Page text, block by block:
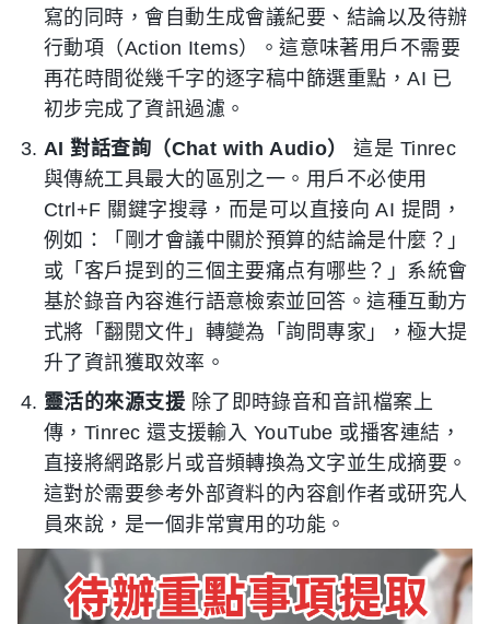
寫的同時，會自動生成會議紀要、結論以及待辦
行動項（Action Items）。這意味著用戶不需要
再花時間從幾千字的逐字稿中篩選重點，AI 已
初步完成了資訊過濾。
AI 對話查詢（Chat with Audio）
這是 Tinrec
與傳統工具最大的區別之一。用戶不必使用
Ctrl+F 關鍵字搜尋，而是可以直接向 AI 提問，
例如：「剛才會議中關於預算的結論是什麼？」
或「客戶提到的三個主要痛点有哪些？」系統會
基於錄音內容進行語意檢索並回答。這種互動方
式將「翻閱文件」轉變為「詢問專家」，極大提
升了資訊獲取效率。
靈活的來源支援 除了即時錄音和音訊檔案上
傳，Tinrec 還支援輸入 YouTube 或播客連結，
直接將網路影片或音頻轉換為文字並生成摘要。
這對於需要參考外部資料的內容創作者或研究人
員來說，是一個非常實用的功能。